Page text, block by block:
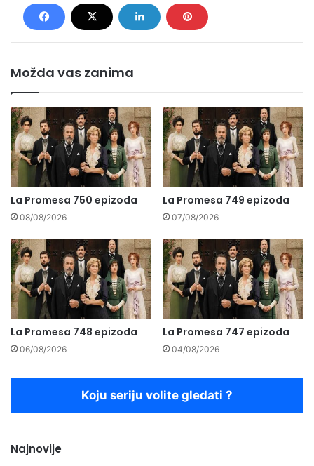
Možda vas zanima
La Promesa 750 epizoda
08/08/2026
La Promesa 749 epizoda
07/08/2026
La Promesa 748 epizoda
06/08/2026
La Promesa 747 epizoda
04/08/2026
Koju seriju volite gledati ?
Najnovije